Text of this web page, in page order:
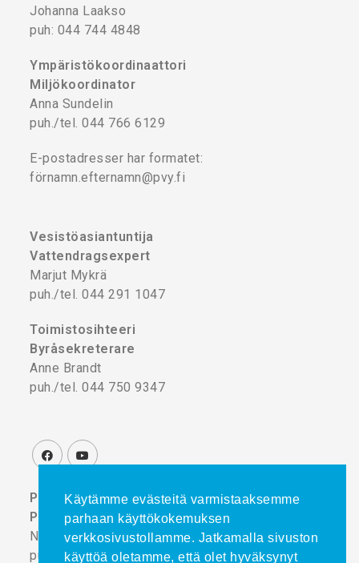
Johanna Laakso
puh: 044 744 4848
Ympäristökoordinaattori
Miljökoordinator
Anna Sundelin
puh./tel. 044 766 6129
E-postadresser har formatet:
förnamn.efternamn@pvy.fi
Vesistöasiantuntija
Vattendragsexpert
Marjut Mykrä
puh./tel. 044 291 1047
Toimistosihteeri
Byråsekreterare
Anne Brandt
puh./tel. 044 750 9347
Projektikoordinaattori
Projektkoordinator
Noora Turtinen
puh./tel. 044 777 8839
Käytämme evästeitä varmistaaksemme
parhaan käyttökokemuksen
verkkosivustollamme. Jatkamalla sivuston
käyttöä oletamme, että olet hyväksynyt